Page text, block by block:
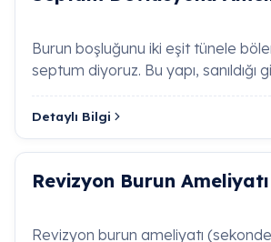
Belirtileri Nelerdir?
Ani İşitme Kaybı Nedir,
Gerektirir?
Kolesteatom Nedir, Kulak
Tehdit Eder?
Östaki Borusu Disfonksiyonu
Burun boşluğunu iki eşit tünele
septum diyoruz. Bu yapı, sanıldığı
kıkırdaktan oluşmaz; ü&cced…
Detaylı Bilgi
Revizyon Burun Ameliyatı
Revizyon burun ameliyatı